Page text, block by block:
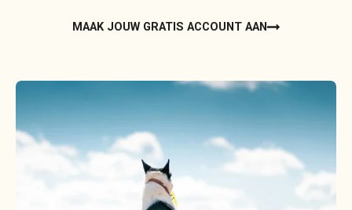
MAAK JOUW GRATIS ACCOUNT AAN